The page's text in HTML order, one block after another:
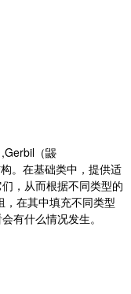
（鼹
。在基础类中，提供适
，从而根据不同类型的
在其中填充不同类型
有什么情况发生。